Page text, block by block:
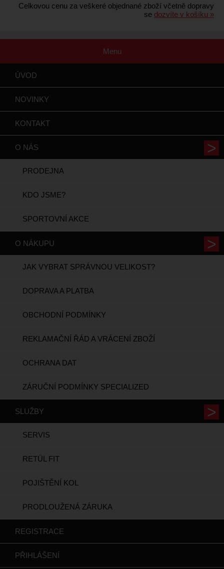
Celkovou cenu za veškeré objednané zboží včetně dopravy
se dozvíte v košíku »
Menu
ÚVOD
NOVINKY
KONTAKT
O NÁS
PRODEJNA
KDO JSME?
SPORTOVNÍ AKCE
O NÁKUPU
JAK VYBRAT SPRÁVNOU VELIKOST?
DOPRAVA A PLATBA
OBCHODNÍ PODMÍNKY
REKLAMAČNÍ ŘÁD A VRÁCENÍ ZBOŽÍ
OCHRANA DAT
ZÁRUČNÍ PODMÍNKY SPECIALIZED
SLUŽBY
SERVIS
RETÜL FIT
POJIŠTĚNÍ KOL
PRODLOUŽENÁ ZÁRUKA
REGISTRACE
PŘIHLÁŠENÍ